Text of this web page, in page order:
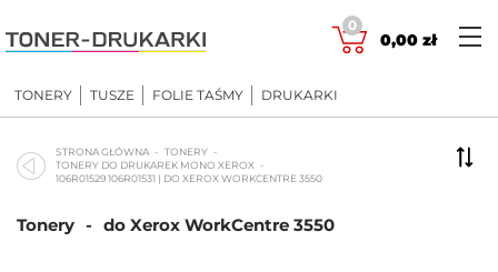
to
content
0
0,00 zł
TONERY TUSZE FOLIE TAŚMY DRUKARKI
STRONA GŁÓWNA
TONERY
TONERY DO DRUKAREK MONO XEROX
106R01529 106R01531 | DO XEROX WORKCENTRE 3550
Tonery - do Xerox WorkCentre 3550